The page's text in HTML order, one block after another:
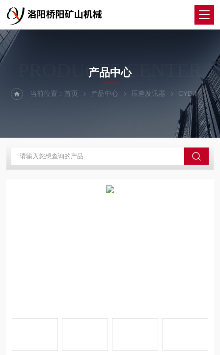
PRODUCTS CENTER
产品中心
当前位置：首页 产品中心 压差发讯器 CYB-I 提